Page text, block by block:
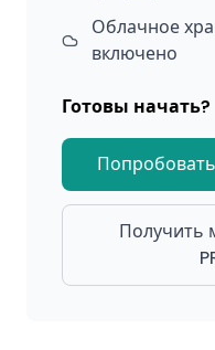
Облачное
включено
Готовы начать?
Получить